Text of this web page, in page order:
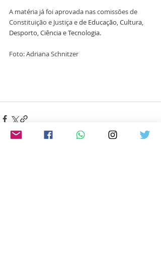
A matéria já foi aprovada nas comissões de
Constituição e Justiça e de Educação, Cultura,
Desporto, Ciência e Tecnologia.
Foto: Adriana Schnitzer